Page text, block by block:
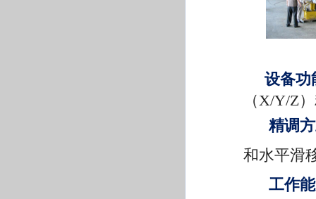
设备
（X/Y/Z
精调
和水平滑
工作